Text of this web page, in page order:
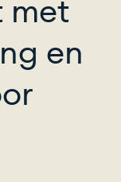
met
en